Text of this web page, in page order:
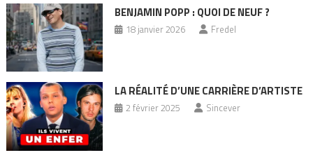
BENJAMIN POPP : QUOI DE NEUF ?
18 janvier 2026 Fredel
LA RÉALITÉ D’UNE CARRIÈRE D’ARTISTE
2 février 2025 Sincever